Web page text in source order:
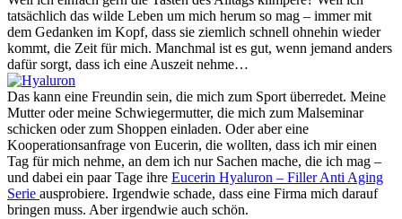
tatsächlich das wilde Leben um mich herum so mag – immer mit
dem Gedanken im Kopf, dass sie ziemlich schnell ohnehin wieder
kommt, die Zeit für mich. Manchmal ist es gut, wenn jemand anders
dafür sorgt, dass ich eine Auszeit nehme…
Das kann eine Freundin sein, die mich zum Sport überredet. Meine
Mutter oder meine Schwiegermutter, die mich zum Malseminar
schicken oder zum Shoppen einladen. Oder aber eine
Kooperationsanfrage von Eucerin, die wollten, dass ich mir einen
Tag für mich nehme, an dem ich nur Sachen mache, die ich mag –
und dabei ein paar Tage ihre Eucerin Hyaluron – Filler Anti Aging
Serie ausprobiere. Irgendwie schade, dass eine Firma mich darauf
bringen muss. Aber irgendwie auch schön.